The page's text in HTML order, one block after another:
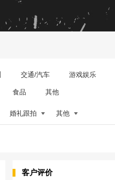
交通/汽车 游戏娱乐
食品 其他
婚礼跟拍 其他
客户评价